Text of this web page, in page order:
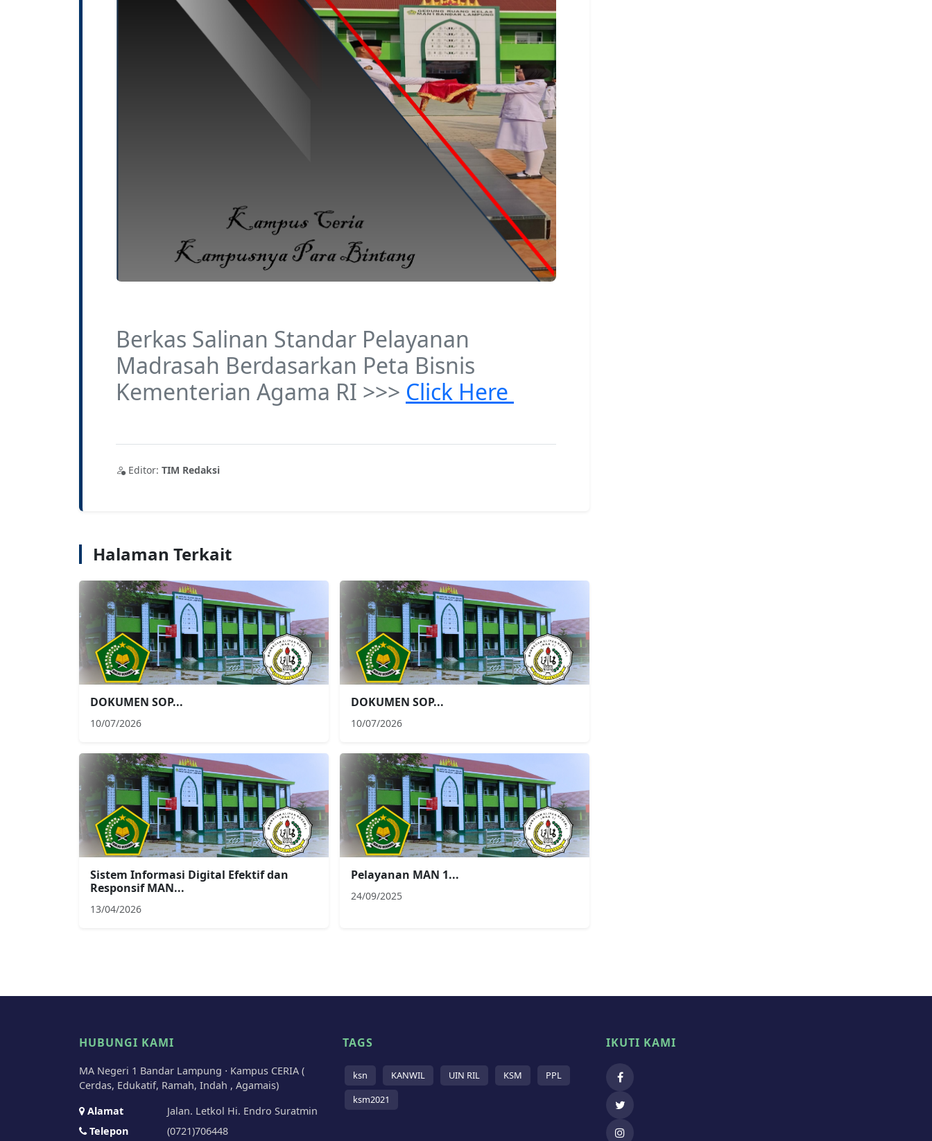
Berkas Salinan Standar Pelayanan
Madrasah Berdasarkan Peta Bisnis
Kementerian Agama RI >>> Click Here
Editor: TIM Redaksi
Halaman Terkait
DOKUMEN SOP...
10/07/2026
DOKUMEN SOP...
10/07/2026
Sistem Informasi Digital Efektif dan
Responsif MAN...
13/04/2026
Pelayanan MAN 1...
24/09/2025
HUBUNGI KAMI
MA Negeri 1 Bandar Lampung ⋅ Kampus CERIA (
Cerdas, Edukatif, Ramah, Indah , Agamais)
Alamat
Jalan. Letkol Hi. Endro Suratmin
Telepon
(0721)706448
TAGS
ksn KANWIL UIN RIL KSM
PPL
ksm2021
IKUTI KAMI